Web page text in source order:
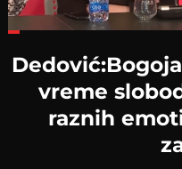
vreme
raznih